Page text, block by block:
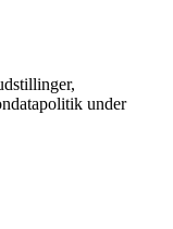
under